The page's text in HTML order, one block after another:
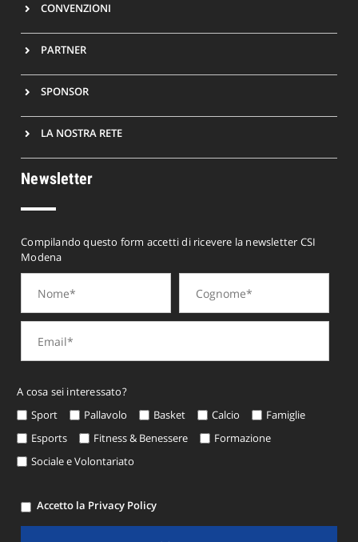
CONVENZIONI
PARTNER
SPONSOR
LA NOSTRA RETE
Newsletter
Compilando questo form accetti di ricevere la newsletter CSI
Modena
A cosa sei interessato?
Sport
Pallavolo Basket Calcio
Famiglie
Esports
Fitness & Benessere
Formazione
Sociale e Volontariato
Accetto la Privacy Policy